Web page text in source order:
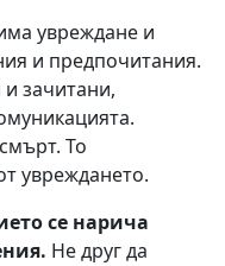
увреждане и
и предпочитания.
зачитани,
То
увреждането.
се нарича
Не друг да